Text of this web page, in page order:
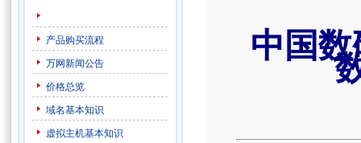
产品购买流程
万网新闻公告
价格总览
域名基本知识
虚拟主机基本知识
中国